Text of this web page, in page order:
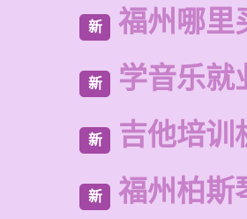
新 福州哪里
新 学音乐就
新 吉他培训
新 福州柏斯